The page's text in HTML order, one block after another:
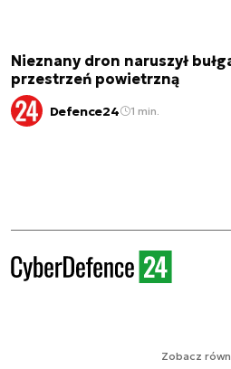
Nieznany dron naruszył
przestrzeń powietrzną
Defence24 1 min.
Zobacz